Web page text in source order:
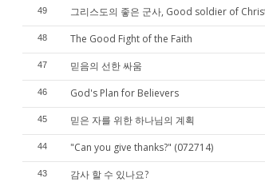
49 그리스도의 좋은 군사, Good soldier of
48 The Good Fight of the Faith
47 믿음의 선한 싸움
46 God's Plan for Believers
45 믿은 자를 위한 하나님의 계획
44 "Can you give thanks?" (072714)
43 감사 할 수 있나요?